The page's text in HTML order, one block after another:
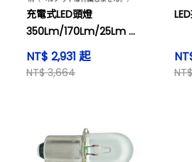
充電式LED頭燈
350Lm/170Lm/25Lm 及
其他
NT$ 2,931 起
NT$ 3,664